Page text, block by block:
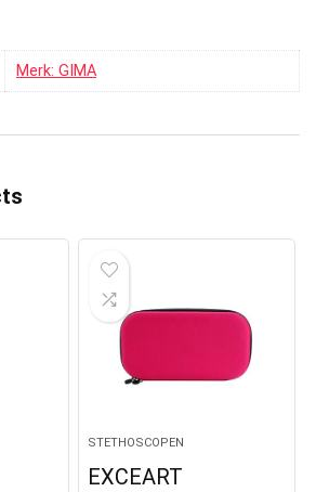
Merk: GIMA
STETHOSCOPEN
EXCEART